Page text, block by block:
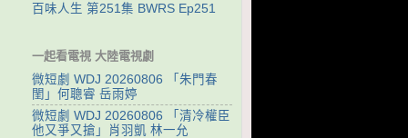
百味人生 第251集 BWRS Ep251
一起看電視 大陸電視劇
微短劇 WDJ 20260806 「朱門春
閨」何聰睿 岳雨婷
微短劇 WDJ 20260806 「清冷權臣
他又爭又搶」肖羽凱 林一允